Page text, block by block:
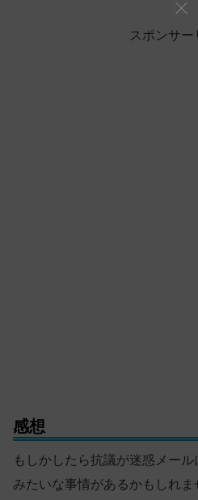
スポンサー
感想
もしかしたら抗議が迷惑メー
みたいな事情があるかもしれ